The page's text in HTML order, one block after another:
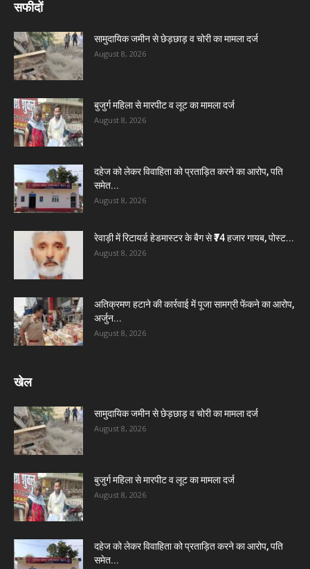
सफीदों
सामुदायिक जमीन से छेड़छाड़ व चोरी का मामला दर्ज
August 8, 2026
बुजुर्ग महिला से मारपीट व लूट का मामला दर्ज
August 8, 2026
दहेज को लेकर विवाहिता को प्रताड़ित करने का आरोप, पति
समेत...
August 8, 2026
रेवाड़ी में रिटायर्ड हेडमास्टर के बैग से ₹74 हजार गायब, पोस्ट...
August 8, 2026
अतिक्रमण हटाने की कार्रवाई में पूजा सामग्री फेंकने का आरोप,
अर्जुन...
August 8, 2026
खेल
सामुदायिक जमीन से छेड़छाड़ व चोरी का मामला दर्ज
August 8, 2026
बुजुर्ग महिला से मारपीट व लूट का मामला दर्ज
August 8, 2026
दहेज को लेकर विवाहिता को प्रताड़ित करने का आरोप, पति
समेत...